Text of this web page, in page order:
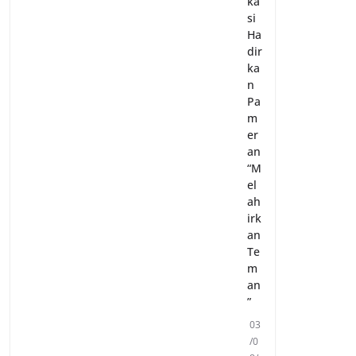
si
Ha
dir
ka
n
Pa
m
er
an
“M
el
ah
irk
an
Te
m
an
”
03
/0